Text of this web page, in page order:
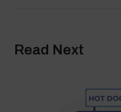
Read Next